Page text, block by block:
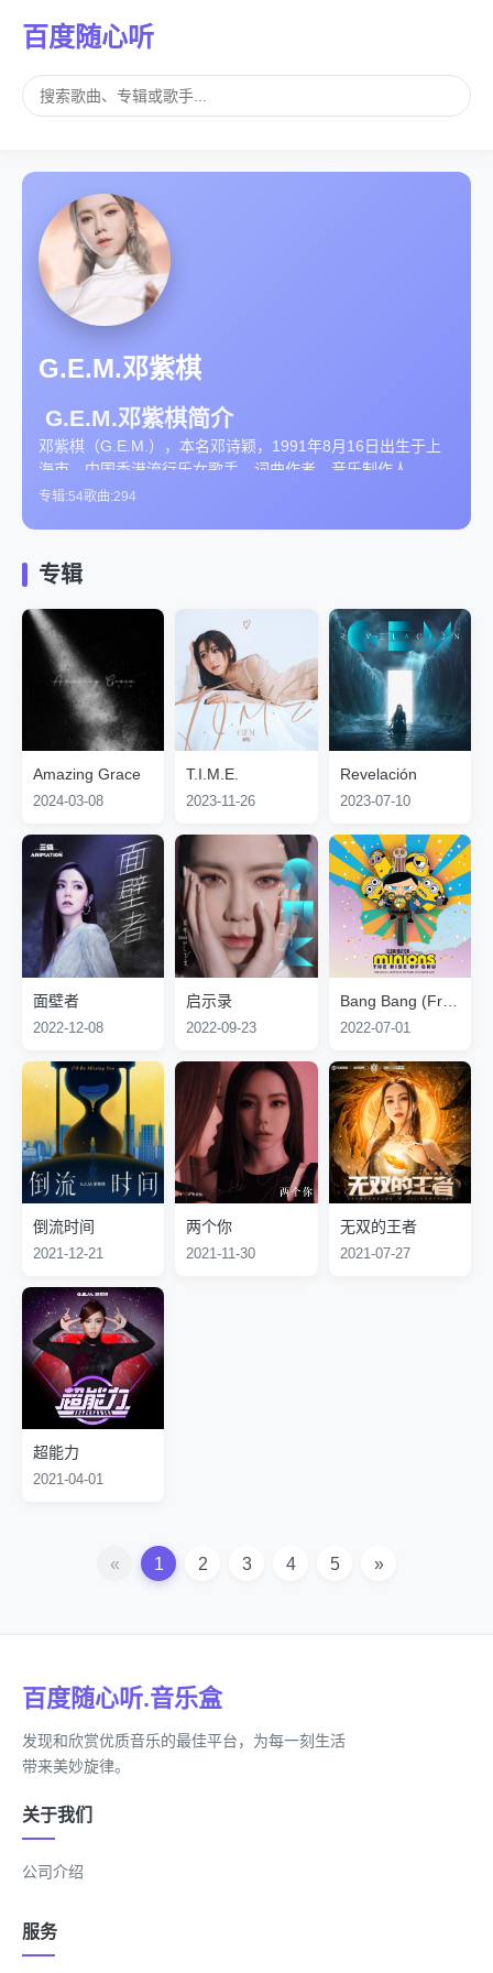
百度随心听
G.E.M.邓紫棋
G.E.M.邓紫棋简介
邓紫棋（G.E.M.），本名邓诗颖，1991年8月16日出生于上
海市，中国香港流行乐女歌手、词曲作者、音乐制作人。
2008年，发行个人首张音乐EP《G.E.M.》，凭该EP获得香港
港体育馆开唱的90后华语女歌手。2012年，凭借音乐专辑
《Xposed》入围第24届台湾金曲奖“最佳国语女歌手奖”，并
获得IFPI香港唱片销量大奖“全年最高销量女歌手奖”和“最高销
量国语唱片奖”。2013年，举行邓紫棋“X.X.X.”世界巡回演唱
会。2014年，获得湖南卫视歌唱真人秀节目《我是歌手第二
季》总决赛亚军；同年，获得第27届美国儿童选择奖“最受欢
迎亚洲艺人奖”。 2015年，登上2015年中央电视台春节联欢
晚会，弹唱歌曲《多远都要在一起》；同年，位列《2015年
福布斯中国名人榜》第11名。2016年，入选福布斯《全球30
岁以下最具潜力音乐人榜单》；同年，获得MTV欧洲音乐奖
“中国内地及香港地区最佳艺人奖”。2018年，成为美国国家航
广播公司BBC发布的《全球最具影响力百大女性榜单》。
2019年，《光年之外》MV在视频平台YouTube突破2亿次点
击量。2020年，凭借音乐专辑《摩天动物园》获得第31届台
湾金曲奖“评审团奖”；同年，获得Mnet亚洲音乐大奖“最佳亚
洲艺人奖”。2021年，《光年之外》MV被吉尼斯世界纪录认
证为“YouTube上观看次数最多的中文音乐视频”。2022年，发
行录音室专辑《启示录》。2023年12月，启动个人主题巡演
邓紫棋‘’I AM GLORLA ‘’世界巡回演唱会。
密、再见、多远都要在一起、摩天动物园、Where Did U
主要成就
获得台湾金曲奖评审团奖
香港IFPI全年最高销量女歌手
无线音乐盛典咪咕汇最佳歌手
Mnet亚洲音乐大奖最佳亚洲艺人
MTV全球华语音乐盛典最佳女歌手
美国儿童选择奖最受欢迎亚洲艺人
MTV欧洲音乐奖中国内地及香港地区最佳艺人
华语音乐传媒大奖年度艺人
全球流行音乐金榜最佳女歌手
全球华语歌曲排行榜最佳女歌手
新城国语力颁奖礼全球最受欢迎歌手
音乐风云榜最受欢迎女歌手
早年经历
邓紫棋出生于上海市，成长于一个音乐世家。4岁前，跟从事
音乐教育工作的外婆共同居住，在家庭环境的熏陶下，开始热
爱音乐，喜爱唱歌。4岁时，随父母移居中国香港。5岁时，
教会协和小学，同时为校内诗歌班成员。小学阶段，她的名次
一直处于班级的前十名。中学就读于真光女书院，从中学一年
级开始参加各种歌唱比赛，曾在一年内获得了5个比赛的冠
军。13岁时，完成了英国皇家钢琴八级鉴定考试。同年，参
加香港联校歌唱比赛进入前十强，获选与陈奕迅一起拍广告。
2006年，15岁的邓紫棋因为暗恋一个学长而创作出歌曲
唱比赛”中演唱了该曲，并获得了比赛的冠军。凭借比赛中的
表现以及后续的观察，邓紫棋最终被担任比赛评委的张丹看
乐理知识、打鼓和跳舞。2008年，在会考中取得21分的成
绩，并入读香港演艺学院，主修声学。后因工作量增多，在
2009年上半年放弃香港演艺学院的声学课程。
演艺经历
2008年10月16日，发行个人首张音乐EP《G.E.M.》，收录了
包括《Where Did U Go》《睡公主》在内的3首粤语歌曲和2
首普通话歌曲。为了宣传该EP，邓紫棋随即在香港铜锣湾举
行四场街头秀。凭借该EP，邓紫棋获得香港叱咤乐坛流行榜
“叱咤乐坛生力军女歌手（金奖）“，成为该奖项的首位未成年
得奖者。此外，她还获得了香港十大劲歌金曲颁奖典礼“最受
欢迎女新人奖（金奖）”和第31届十大中文金曲颁奖典礼“最有
前途新人奖（银奖）”。
礼“年度卓越唱作演绎女新人奖”。3月，与陈伟霆联袂主演喜
剧电影《爱出猫》。10月27日，在中国香港发行个人首张音
乐专辑《18...》，标准版收录了《A.I.N.Y.》《Mascara》
《想讲你知》等12首歌曲；邓紫棋凭借该专辑获得IFPI香港唱
片销量大奖“十大销量本地歌手奖”。11月20日至22日 ，在香
港九龙湾国际展贸中心举行三场”18“演唱会。12月，在加拿大
多伦多举行个人首场海外音乐会。
2010年5月14日，在中国台湾发行音乐专辑《18...》。6月24
日，在北京壹空间举办专辑《18...》内地版的发布会。6月27
Mr.举行“拉阔擂台”音乐会。10月29日，发行个人音乐专辑
《My Secret》，收录了《我的秘密》《寂寞星球的玫瑰》
《Good to Be Bad》在内的10首歌曲；该专辑发行后，在香
港三大唱片店专辑周销量榜上获得冠军，并在上市一周获得白
金唱片的成绩；该专辑获得IFPI香港唱片销量大奖“十大销量
广东唱片奖”、新城国语力颁奖礼“新城国语力最受欢迎专辑
Moving”演唱会。该巡演先后登陆香港、澳门、广东、澳洲、
加拿大、美国等地。
地举行“Get Everybody Moving”广东巡回音乐会。6月27日，
参加在香港机场博览馆举办的iTunes Live演出，与杰森·玛耶
本地女歌手奖”，并入围第24届台湾金曲奖“最佳国语女歌手
奖”；此外，专辑歌曲《What Have U Done》亦成为该年度
香港四台冠军歌之一。
2013年3月，推出个人首张音乐精选辑《The Best Of G.E.M.
销量超过10万张。4月，正式开启《邓紫棋“X.X.X.”世界巡回
EP《LIVE Piano Session》；同月，获得第13届全球华语歌
奖”。
专辑:54歌曲:294
专辑
Amazing Grace
2024-03-08
T.I.M.E.
2023-11-26
Revelación
2023-07-10
面壁者
2022-12-08
启示录
2022-09-23
Bang Bang (From 'Minions: The Rise of Gru' Soundtrack)
2022-07-01
倒流时间
2021-12-21
两个你
2021-11-30
无双的王者
2021-07-27
超能力
2021-04-01
« 1 2 3 4 5 »
百度随心听.音乐盒
发现和欣赏优质音乐的最佳平台，为每一刻生活
带来美妙旋律。
关于我们
公司介绍
服务